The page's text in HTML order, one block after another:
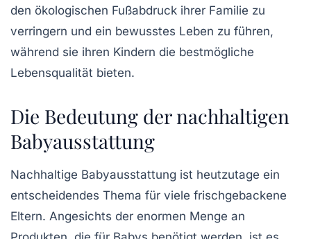
den ökologischen Fußabdruck ihrer Familie zu
verringern und ein bewusstes Leben zu führen,
während sie ihren Kindern die bestmögliche
Lebensqualität bieten.
Die Bedeutung der nachhaltigen
Babyausstattung
Nachhaltige Babyausstattung ist heutzutage ein
entscheidendes Thema für viele frischgebackene
Eltern. Angesichts der enormen Menge an